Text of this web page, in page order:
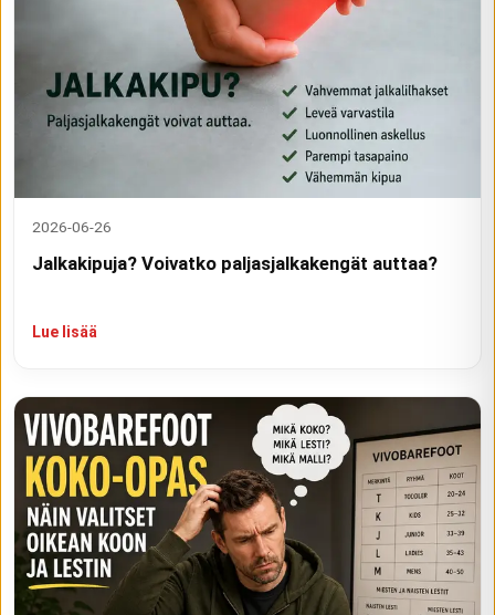
2026-06-26
Jalkakipuja? Voivatko paljasjalkakengät auttaa?
Lue lisää